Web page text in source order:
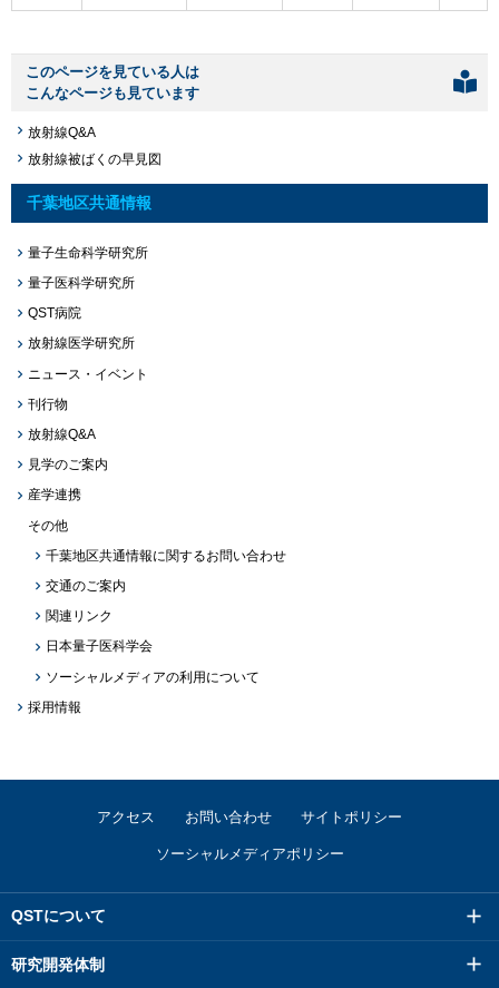
このページを見ている人は
こんなページも見ています
放射線Q&A
放射線被ばくの早見図
千葉地区共通情報
量子生命科学研究所
量子医科学研究所
QST病院
放射線医学研究所
ニュース・イベント
刊行物
放射線Q&A
見学のご案内
産学連携
その他
千葉地区共通情報に関するお問い合わせ
交通のご案内
関連リンク
日本量子医科学会
ソーシャルメディアの利用について
採用情報
アクセス お問い合わせ サイトポリシー
ソーシャルメディアポリシー
QSTについて
研究開発体制